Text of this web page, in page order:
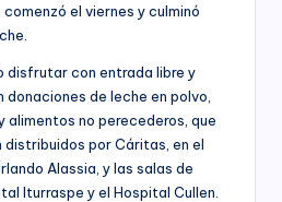
el viernes y culminó
disfrutar con entrada libre y
de leche en polvo,
no perecederos, que
distribuidos por Cáritas, en el
Alassia, y las salas de
Iturraspe y el Hospital Cullen.